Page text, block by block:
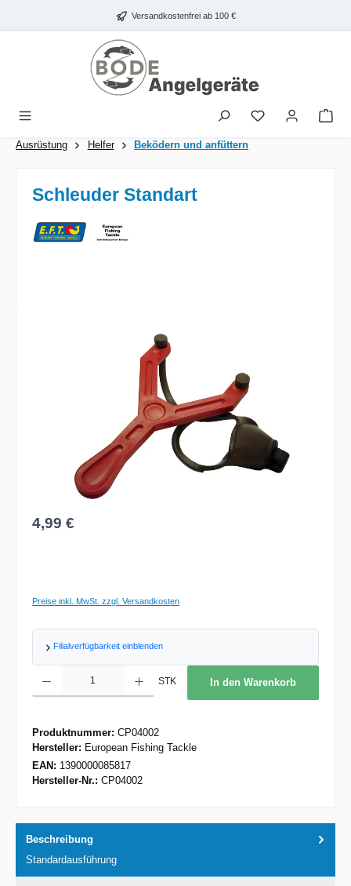
Zum Hauptinhalt springen Versandkostenfrei ab 100 €
Ausrüstung Helfer Beködern und anfüttern
Schleuder Standart
Regulärer Preis:
4,99 €
Preise inkl. MwSt. zzgl. Versandkosten
Filialverfügbarkeit einblenden
STK In den Warenkorb
Produktnummer: CP04002
Hersteller: European Fishing Tackle
EAN: 1390000085817
Hersteller-Nr.: CP04002
Beschreibung
Standardausführung